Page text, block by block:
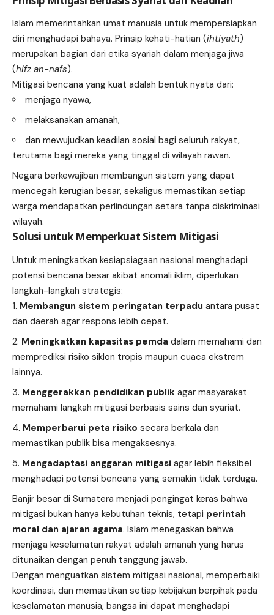
Islam memerintahkan umat manusia untuk mempersiapkan
diri menghadapi bahaya. Prinsip kehati-hatian (ihtiyath)
merupakan bagian dari etika syariah dalam menjaga jiwa
(hifz an-nafs).
Mitigasi bencana yang kuat adalah bentuk nyata dari:
menjaga nyawa,
melaksanakan amanah,
dan mewujudkan keadilan sosial bagi seluruh rakyat,
terutama bagi mereka yang tinggal di wilayah rawan.
Negara berkewajiban membangun sistem yang dapat
mencegah kerugian besar, sekaligus memastikan setiap
warga mendapatkan perlindungan setara tanpa diskriminasi
wilayah.
Solusi untuk Memperkuat Sistem Mitigasi
Untuk meningkatkan kesiapsiagaan nasional menghadapi
potensi bencana besar akibat anomali iklim, diperlukan
langkah-langkah strategis:
Membangun sistem peringatan terpadu antara pusat
dan daerah agar respons lebih cepat.
Meningkatkan kapasitas pemda dalam memahami dan
memprediksi risiko siklon tropis maupun cuaca ekstrem
lainnya.
Menggerakkan pendidikan publik agar masyarakat
memahami langkah mitigasi berbasis sains dan syariat.
Memperbarui peta risiko secara berkala dan
memastikan publik bisa mengaksesnya.
Mengadaptasi anggaran mitigasi agar lebih fleksibel
menghadapi potensi bencana yang semakin tidak terduga.
Banjir besar di Sumatera menjadi pengingat keras bahwa
mitigasi bukan hanya kebutuhan teknis, tetapi perintah
moral dan ajaran agama. Islam menegaskan bahwa
menjaga keselamatan rakyat adalah amanah yang harus
ditunaikan dengan penuh tanggung jawab.
Dengan menguatkan sistem mitigasi nasional, memperbaiki
koordinasi, dan memastikan setiap kebijakan berpihak pada
keselamatan manusia, bangsa ini dapat menghadapi